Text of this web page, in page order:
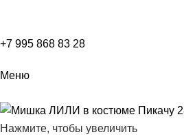
+7 995 868 83 28
Меню
Нажмите, чтобы увеличить